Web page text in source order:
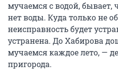
мучаемся с водой,
нет воды. Куда только не
неисправность будет
устранена. До Хабирова
мучаемся каждое лето, —
пригорода.